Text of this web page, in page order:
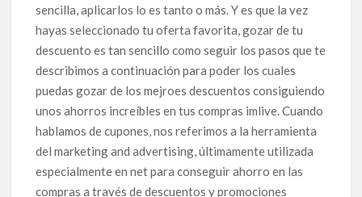
sencilla, aplicarlos lo es tanto o más. Y es que la vez
hayas seleccionado tu oferta favorita, gozar de tu
descuento es tan sencillo como seguir los pasos que te
describimos a continuación para poder los cuales
puedas gozar de los mejroes descuentos consiguiendo
unos ahorros increíbles en tus compras imlive. Cuando
hablamos de cupones, nos referimos a la herramienta
del marketing and advertising, últimamente utilizada
especialmente en net para conseguir ahorro en las
compras a través de descuentos y promociones